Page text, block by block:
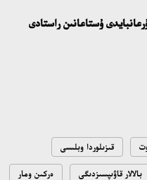
اشىلعانىنا 20 جىل: نەگىزگى جەتىستىكتەرى مەن
كۇيىنە نازار اۋداردى
تاسىلدەرى ەنگىزىلەدى
ۇستاعانىن راستادى
قىزىلوردا وبلىسى
بالالار قاۋىپسىزدىگى ەركىن ومار